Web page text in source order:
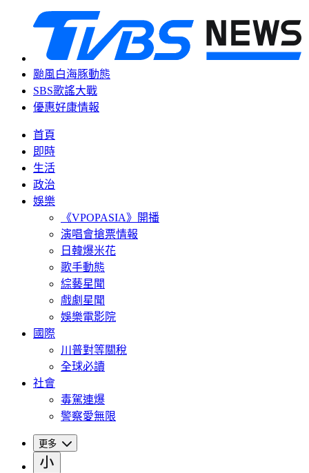
颱風白海豚動態
SBS歌謠大戰
優惠好康情報
首頁
即時
生活
政治
娛樂
《VPOPASIA》開播
演唱會搶票情報
日韓爆米花
歌手動態
綜藝星聞
戲劇星聞
娛樂電影院
國際
川普對等關稅
全球必讀
社會
毒駕連爆
警察愛無限
更多